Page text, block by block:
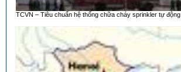
TCVN – Tiêu chuẩn hệ thống chữa cháy sprinkler tự động